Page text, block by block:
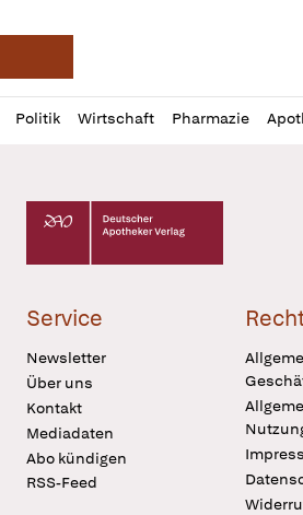
Deutsche Apotheker
Politik Wirtschaft Pharmazie
Profil
öffnen
Daz
Pur
Deutscher Apotheker Verlag Logo
Service
Newsletter
Über uns
Kontakt
Mediadaten
Abo kündigen
RSS-Feed